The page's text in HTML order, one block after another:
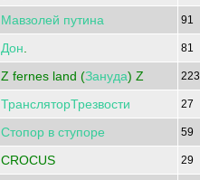
Мавзолей путина 91
Дон 81
Z fernes land (Зануда) Z 223
ТрансляторТрезвости 27
Стопор в ступоре 59
CROCUS 29